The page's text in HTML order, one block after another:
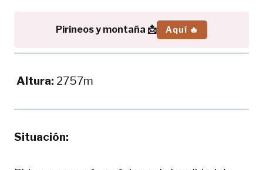
Pirineos y montaña 📩 Aquí 🔥
Altura: 2757m
Situación: